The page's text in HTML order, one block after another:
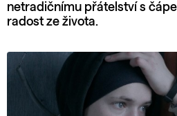
netradičnímu přátelství s
radost ze života.